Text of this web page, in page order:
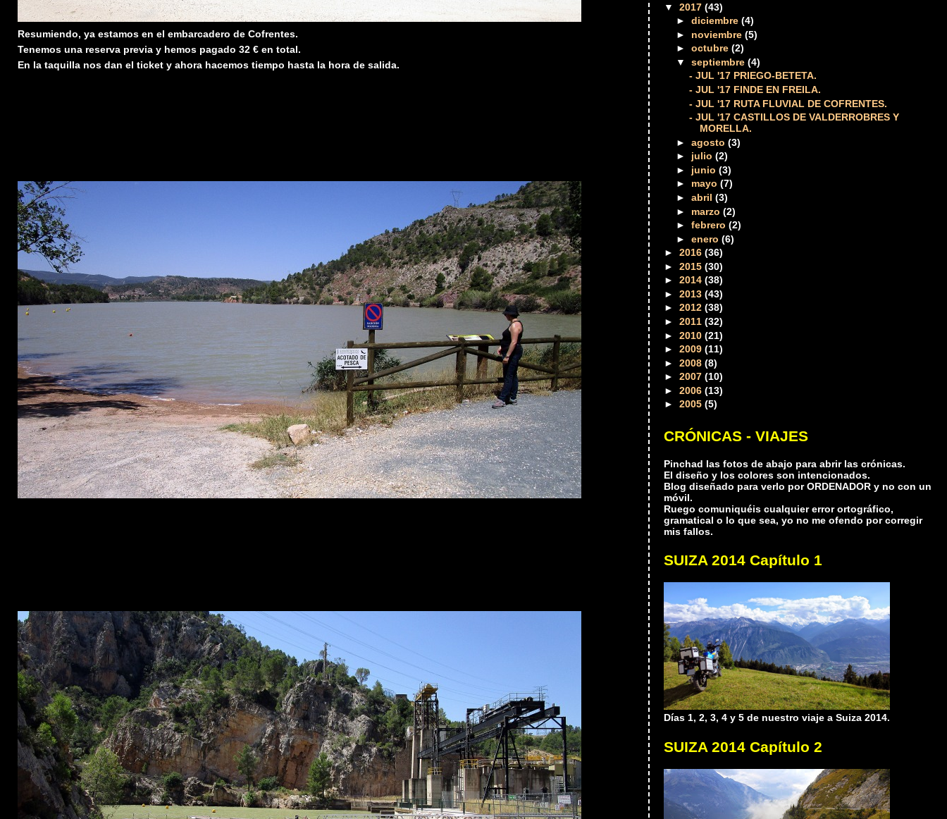
Resumiendo, ya estamos en el embarcadero de Cofrentes.
Tenemos una reserva previa y hemos pagado 32 € en total.
En la taquilla nos dan el ticket y ahora hacemos tiempo hasta la hora de salida.
▼2017(43)
►diciembre(4)
► noviembre(5)
►octubre(2)
▼septiembre(4)
- JUL '17 PRIEGO-BETETA.
- JUL '17 FINDE EN FREILA.
- JUL '17 RUTA FLUVIAL DE COFRENTES.
- JUL '17 CASTILLOS DE VALDERROBRES Y
MORELLA.
►agosto(3)
► julio(2)
► junio(3)
► mayo(7)
►abril(3)
► marzo(2)
►febrero(2)
►enero(6)
►2016(36)
►2015(30)
►2014(38)
►2013(43)
►2012(38)
►2011(32)
►2010(21)
►2009(11)
►2008(8)
►2007(10)
►2006(13)
►2005(5)
CRÓNICAS - VIAJES
Pinchad las fotos de abajo para abrir las crónicas.
El diseño y los colores son intencionados.
Blog diseñado para verlo por ORDENADOR y no con un
móvil.
Ruego comuniquéis cualquier error ortográfico,
gramatical o lo que sea, yo no me ofendo por corregir
mis fallos.
SUIZA 2014 Capítulo 1
Días 1, 2, 3, 4 y 5 de nuestro viaje a Suiza 2014.
SUIZA 2014 Capítulo 2